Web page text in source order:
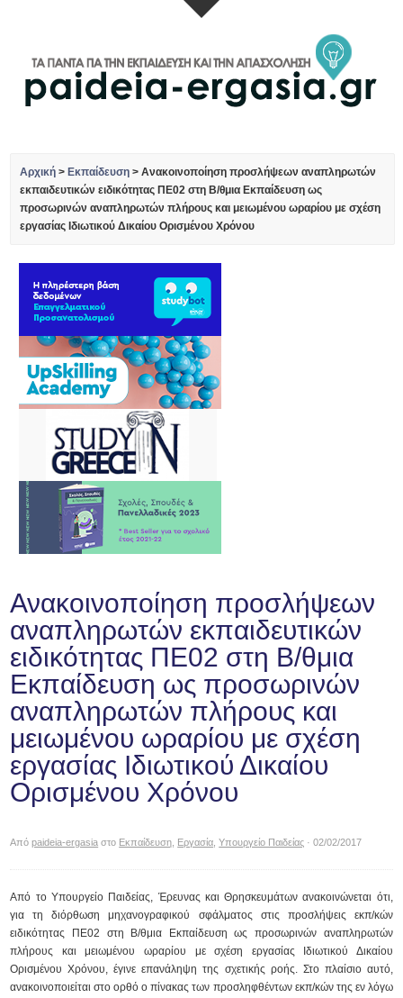
Αρχική > Εκπαίδευση >Ανακοινοποίηση προσλήψεων αναπληρωτών
εκπαιδευτικών ειδικότητας ΠΕ02 στη Β/θμια Εκπαίδευση ως
προσωρινών αναπληρωτών πλήρους και μειωμένου ωραρίου με σχέση
εργασίας Ιδιωτικού Δικαίου Ορισμένου Χρόνου
Ανακοινοποίηση προσλήψεων
αναπληρωτών εκπαιδευτικών
ειδικότητας ΠΕ02 στη Β/θμια
Εκπαίδευση ως προσωρινών
αναπληρωτών πλήρους και
μειωμένου ωραρίου με σχέση
εργασίας Ιδιωτικού Δικαίου
Ορισμένου Χρόνου
Απόpaideia-ergasia στο Εκπαίδευση Εργασία ,Υπουργείο Παιδείας · 02/02/2017
Από το Υπουργείο Παιδείας, Έρευνας και Θρησκευμάτων ανακοινώνεται ότι,
για τη διόρθωση μηχανογραφικού σφάλματος στις προσλήψεις εκπ/κών
ειδικότητας ΠΕ02 στη Β/θμια Εκπαίδευση ως προσωρινών αναπληρωτών
πλήρους και μειωμένου ωραρίου με σχέση εργασίας Ιδιωτικού Δικαίου
Ορισμένου Χρόνου, έγινε επανάληψη της σχετικής ροής. Στο πλαίσιο αυτό,
ανακοινοποιείται στο ορθό ο πίνακας των προσληφθέντων εκπ/κών της εν λόγω